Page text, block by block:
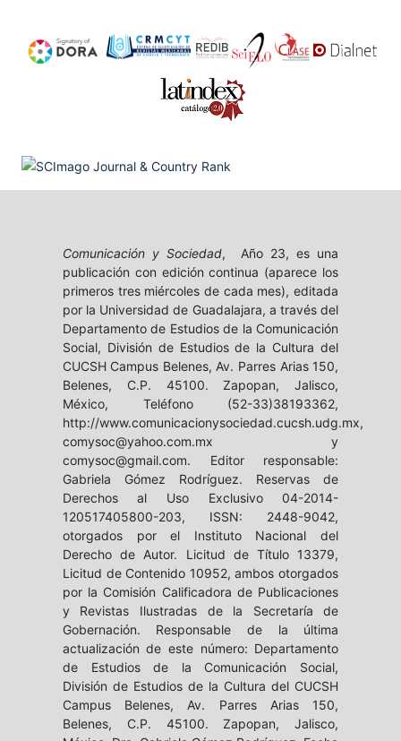
Comunicación y Sociedad, Año 23, es una
publicación con edición continua (aparece los
primeros tres miércoles de cada mes), editada
por la Universidad de Guadalajara, a través del
Departamento de Estudios de la Comunicación
Social, División de Estudios de la Cultura del
CUCSH Campus Belenes, Av. Parres Arias 150,
Belenes, C.P. 45100. Zapopan, Jalisco,
México, Teléfono (52-33)38193362,
http://www.comunicacionysociedad.cucsh.udg.mx,
comysoc@yahoo.com.mx y
comysoc@gmail.com. Editor responsable:
Gabriela Gómez Rodríguez. Reservas de
Derechos al Uso Exclusivo 04-2014-
120517405800-203, ISSN: 2448-9042,
otorgados por el Instituto Nacional del
Derecho de Autor. Licitud de Título 13379,
Licitud de Contenido 10952, ambos otorgados
por la Comisión Calificadora de Publicaciones
y Revistas Ilustradas de la Secretaría de
Gobernación. Responsable de la última
actualización de este número: Departamento
de Estudios de la Comunicación Social,
División de Estudios de la Cultura del CUCSH
Campus Belenes, Av. Parres Arias 150,
Belenes, C.P. 45100. Zapopan, Jalisco,